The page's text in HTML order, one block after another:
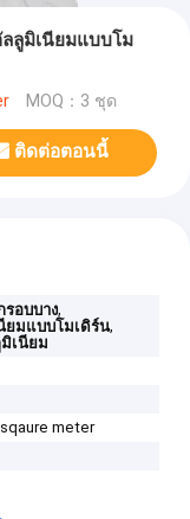
ลูมิเนียมแบบโม
MOQ：3 ชุด
ติดต่อตอนนี้
อบบาง,
ยมแบบโมเดิร์น,
เนียม
meter